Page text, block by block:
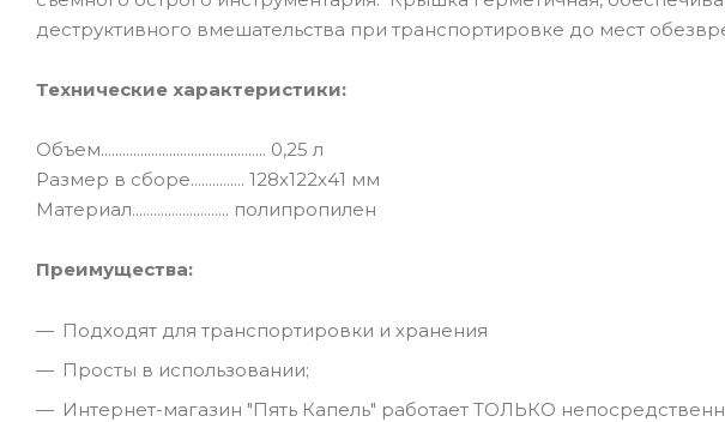
деструктивного вмешательства при транспортировке до мест
Технические характеристики:
Объем.............................................. 0,25 л
Размер в сборе............... 128х122х41 мм
Материал........................... полипропилен
Преимущества:
Подходят для транспортировки и хранения
Просты в использовании;
Интернет-магазин "Пять Капель" работает ТОЛЬКО